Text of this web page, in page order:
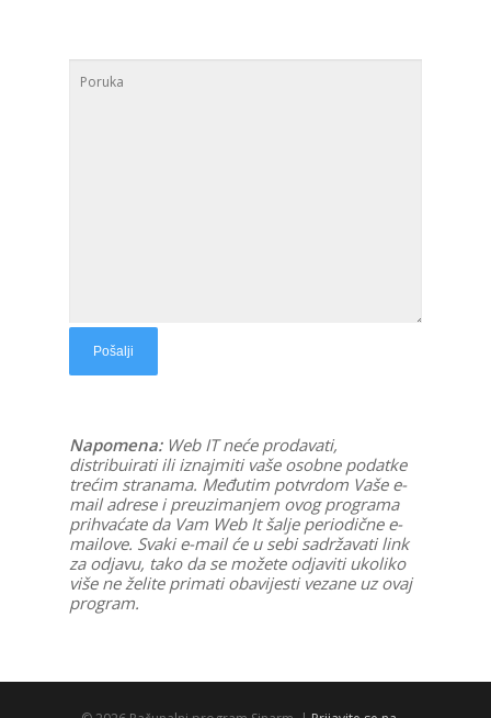
Napomena:Web IT neće prodavati,
distribuirati ili iznajmiti vaše osobne podatke
trećim stranama. Međutim potvrdom Vaše e-
mail adrese i preuzimanjem ovog programa
prihvaćate da Vam Web It šalje periodične e-
mailove. Svaki e-mail će u sebi sadržavati link
za odjavu, tako da se možete odjaviti ukoliko
više ne želite primati obavijesti vezane uz ovaj
program.